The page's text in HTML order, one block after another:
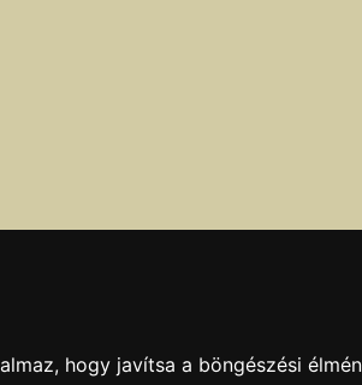
dátuma:2010.02.22
hogy javítsa a böngészési